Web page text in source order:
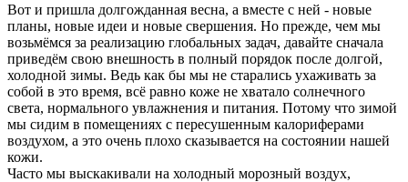
Вот и пришла долгожданная весна, а вместе с ней - новые
планы, новые идеи и новые свершения. Но прежде, чем мы
возьмёмся за реализацию глобальных задач, давайте сначала
приведём свою внешность в полный порядок после долгой,
холодной зимы. Ведь как бы мы не старались ухаживать за
собой в это время, всё равно коже не хватало солнечного
света, нормального увлажнения и питания. Потому что зимой
мы сидим в помещениях с пересушенным калориферами
воздухом, а это очень плохо сказывается на состоянии нашей
кожи.
Часто мы выскакивали на холодный морозный воздух,